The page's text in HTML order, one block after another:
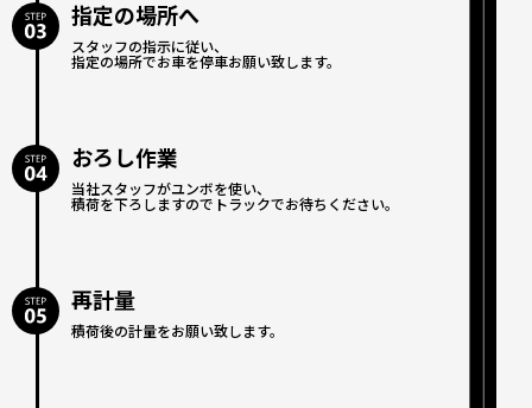
指定の場所へ
スタッフの指示に従い、
指定の場所でお車を停車お願い致します。
おろし作業
当社スタッフがユンボを使い、
積荷を下ろしますのでトラックでお待ちください。
再計量
積荷後の計量をお願い致します。